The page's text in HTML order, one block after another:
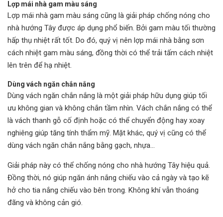
Lợp mái nhà gam màu sáng
Lợp mái nhà gam màu sáng cũng là giải pháp chống nóng cho
nhà hướng Tây được áp dụng phổ biến. Bởi gam màu tối thường
hấp thụ nhiệt rất tốt. Do đó, quý vị nên lợp mái nhà bằng sơn
cách nhiệt gam màu sáng, đồng thời có thể trải tấm cách nhiệt
lên trên để hạ nhiệt.
Dùng vách ngăn chắn nắng
Dùng vách ngăn chắn nắng là một giải pháp hữu dụng giúp tối
ưu không gian và không chắn tầm nhìn. Vách chắn nắng có thể
là vách thanh gỗ cố định hoặc có thể chuyển động hay xoay
nghiêng giúp tăng tính thẩm mỹ. Mặt khác, quý vị cũng có thể
dùng vách ngăn chắn nắng bằng gạch, nhựa…
Giải pháp này có thể chống nóng cho nhà hướng Tây hiệu quả.
Đồng thời, nó giúp ngăn ánh nắng chiếu vào cả ngày và tạo kẽ
hở cho tia nắng chiếu vào bên trong. Không khí vẫn thoáng
đãng và không cản gió.